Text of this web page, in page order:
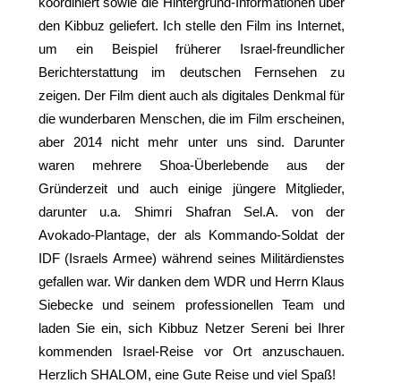
den Kibbuz geliefert. Ich stelle den Film ins Internet,
um ein Beispiel früherer Israel-freundlicher
Berichterstattung im deutschen Fernsehen zu
zeigen. Der Film dient auch als digitales Denkmal für
die wunderbaren Menschen, die im Film erscheinen,
aber 2014 nicht mehr unter uns sind. Darunter
waren mehrere Shoa-Überlebende aus der
Gründerzeit und auch einige jüngere Mitglieder,
darunter u.a. Shimri Shafran Sel.A. von der
Avokado-Plantage, der als Kommando-Soldat der
IDF (Israels Armee) während seines Militärdienstes
gefallen war. Wir danken dem WDR und Herrn Klaus
Siebecke und seinem professionellen Team und
laden Sie ein, sich Kibbuz Netzer Sereni bei Ihrer
kommenden Israel-Reise vor Ort anzuschauen.
Herzlich SHALOM, eine Gute Reise und viel Spaß!